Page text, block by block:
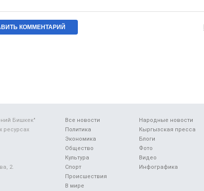
Все новости
Политика
Экономика
Общество
Культура
Спорт
Происшествия
В мире
Народные новости
Кыргызская пресса
Блоги
Фото
Видео
Инфографика
Бишкек"
ресурсах
2.